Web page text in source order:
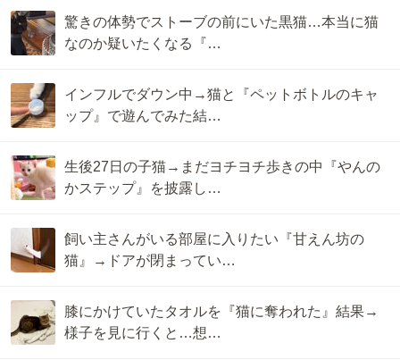
驚きの体勢でストーブの前にいた黒猫…本当に猫
なのか疑いたくなる『…
インフルでダウン中→猫と『ペットボトルのキャ
ップ』で遊んでみた結…
生後27日の子猫→まだヨチヨチ歩きの中『やんの
かステップ』を披露し…
飼い主さんがいる部屋に入りたい『甘えん坊の
猫』→ドアが閉まってい…
膝にかけていたタオルを『猫に奪われた』結果→
様子を見に行くと…想…